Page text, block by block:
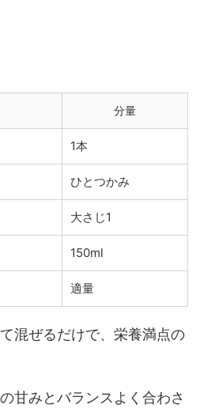
分量
1本
ひとつかみ
大さじ1
150ml
適量
混ぜるだけで、栄養満点の
甘みとバランスよく合わさ